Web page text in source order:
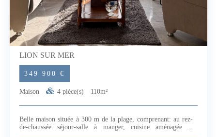
LION SUR MER
349 900 €
Maison 4 pièce(s) 110m²
Belle maison située à 300 m de la plage, comprenant: au rez-
de-chaussée séjour-salle à manger, cuisine aménagée et